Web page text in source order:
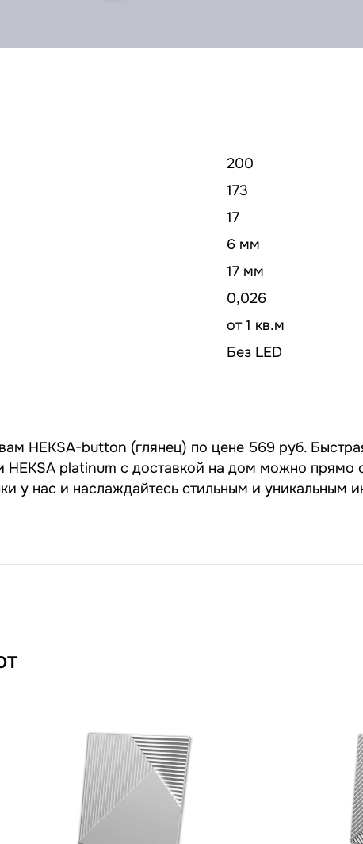
200
173
17
6 мм
17 мм
0,026
от 1 кв.м
Без LED
HEKSA-button (глянец) по цене 569 руб.
HEKSA platinum с доставкой на дом можно
у нас и наслаждайтесь стильным и уникальным